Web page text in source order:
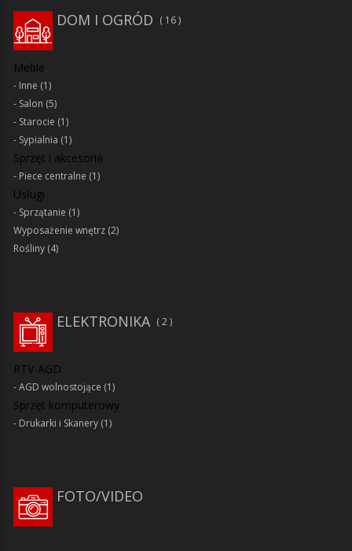
DOM I OGRÓD 16
Meble
Inne (1)
Salon (5)
Starocie (1)
Sypialnia (1)
Sprzęt i akcesoria
Piece centralne (1)
Usługi
Sprzątanie (1)
Wyposażenie wnętrz (2)
Rośliny (4)
2
ELEKTRONIKA
RTV-AGD
AGD wolnostojące (1)
Sprzęt komputerowy
Drukarki i Skanery (1)
FOTO/VIDEO